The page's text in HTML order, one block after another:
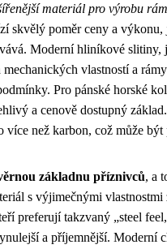
materiál pro výrobu
skvělý poměr ceny a
Moderní hliníkové slitiny,
vlastností a
Pro pánské horské
a cenově dostupný
více než karbon, což může
základnu příznivců, a
s výjimečnými vlastnostmi
preferují takzvaný „steel
a příjemnější. Moderní